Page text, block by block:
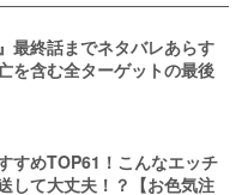
最終話までネタバレあらす
を含む全ターゲットの最後
すめTOP61！こんなエッチ
して大丈夫！？【お色気注